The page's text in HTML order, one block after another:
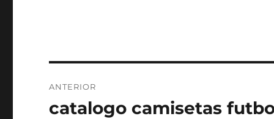
de
ANTERIOR
Entrada
catalogo camisetas